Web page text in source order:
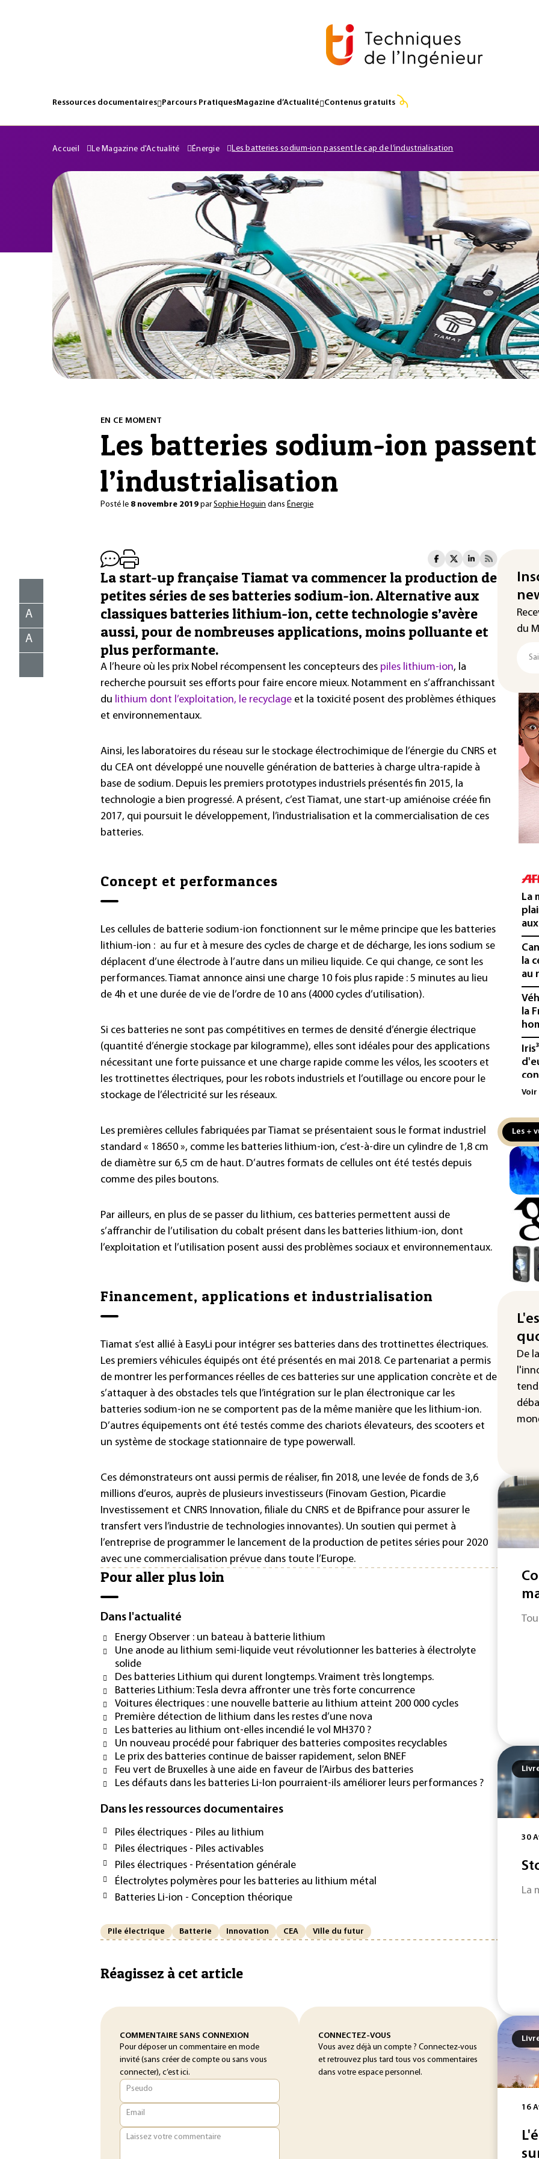
Ressources documentaires Parcours PratiquesMagazine d’Actualité Contenus gratuits
Accueil Le Magazine d'Actualité Énergie Les batteries sodium-ion passent le cap de l’industrialisation
EN CE MOMENT
Les batteries sodium-ion
l’industrialisation
Posté le 8 novembre 2019 parSophie Hoguin dans Énergie
A
A
La start-up française Tiamat va commencer la production de
petites séries de ses batteries sodium-ion. Alternative aux
classiques batteries lithium-ion, cette technologie s’avère
aussi, pour de nombreuses applications, moins polluante et
plus performante.
A l’heure où les prix Nobel récompensent les concepteurs des piles lithium-ion, la
recherche poursuit ses efforts pour faire encore mieux. Notamment en s’affranchissant
du lithium dont l’exploitation, le recyclage et la toxicité posent des problèmes éthiques
et environnementaux.
Ainsi, les laboratoires du réseau sur le stockage électrochimique de l’énergie du CNRS et
du CEA ont développé une nouvelle génération de batteries à charge ultra-rapide à
base de sodium. Depuis les premiers prototypes industriels présentés fin 2015, la
technologie a bien progressé. A présent, c’est Tiamat, une start-up amiénoise créée fin
2017, qui poursuit le développement, l’industrialisation et la commercialisation de ces
batteries.
Concept et performances
Les cellules de batterie sodium-ion fonctionnent sur le même principe que les batteries
lithium-ion : au fur et à mesure des cycles de charge et de décharge, les ions sodium se
déplacent d’une électrode à l’autre dans un milieu liquide. Ce qui change, ce sont les
performances. Tiamat annonce ainsi une charge 10 fois plus rapide : 5 minutes au lieu
de 4h et une durée de vie de l’ordre de 10 ans (4000 cycles d’utilisation).
Si ces batteries ne sont pas compétitives en termes de densité d’énergie électrique
(quantité d’énergie stockage par kilogramme), elles sont idéales pour des applications
nécessitant une forte puissance et une charge rapide comme les vélos, les scooters et
les trottinettes électriques, pour les robots industriels et l’outillage ou encore pour le
stockage de l’électricité sur les réseaux.
Les premières cellules fabriquées par Tiamat se présentaient sous le format industriel
standard « 18650 », comme les batteries lithium-ion, c’est-à-dire un cylindre de 1,8 cm
de diamètre sur 6,5 cm de haut. D’autres formats de cellules ont été testés depuis
comme des piles boutons.
Par ailleurs, en plus de se passer du lithium, ces batteries permettent aussi de
s’affranchir de l’utilisation du cobalt présent dans les batteries lithium-ion, dont
l’exploitation et l’utilisation posent aussi des problèmes sociaux et environnementaux.
Financement, applications et industrialisation
Tiamat s’est allié à EasyLi pour intégrer ses batteries dans des trottinettes électriques.
Les premiers véhicules équipés ont été présentés en mai 2018. Ce partenariat a permis
de montrer les performances réelles de ces batteries sur une application concrète et de
s’attaquer à des obstacles tels que l’intégration sur le plan électronique car les
batteries sodium-ion ne se comportent pas de la même manière que les lithium-ion.
D’autres équipements ont été testés comme des chariots élevateurs, des scooters et
un système de stockage stationnaire de type powerwall.
Ces démonstrateurs ont aussi permis de réaliser, fin 2018, une levée de fonds de 3,6
millions d’euros, auprès de plusieurs investisseurs (Finovam Gestion, Picardie
Investissement et CNRS Innovation, filiale du CNRS et de Bpifrance pour assurer le
transfert vers l’industrie de technologies innovantes). Un soutien qui permet à
l’entreprise de programmer le lancement de la production de petites séries pour 2020
avec une commercialisation prévue dans toute l’Europe.
Pour aller plus loin
Dans l'actualité
Energy Observer : un bateau à batterie lithium
Une anode au lithium semi-liquide veut révolutionner les batteries à électrolyte
solide
Des batteries Lithium qui durent longtemps. Vraiment très longtemps.
Batteries Lithium: Tesla devra affronter une très forte concurrence
Voitures électriques : une nouvelle batterie au lithium atteint 200 000 cycles
Première détection de lithium dans les restes d’une nova
Les batteries au lithium ont-elles incendié le vol MH370 ?
Un nouveau procédé pour fabriquer des batteries composites recyclables
Le prix des batteries continue de baisser rapidement, selon BNEF
Feu vert de Bruxelles à une aide en faveur de l’Airbus des batteries
Les défauts dans les batteries Li-Ion pourraient-ils améliorer leurs performances ?
Dans les ressources documentaires
Piles électriques - Piles au lithium
Piles électriques - Piles activables
Piles électriques - Présentation générale
Électrolytes polymères pour les batteries au lithium métal
Batteries Li-ion - Conception théorique
Pile électrique Batterie Innovation CEA Ville du futur
Réagissez à cet article
COMMENTAIRE SANS CONNEXION
Pour déposer un commentaire en mode
invité (sans créer de compte ou sans vous
connecter), c’est ici.
Pseudo
Email
Laissez votre commentaire
CONNECTEZ-VOUS
Vous avez déjà un compte ? Connectez-vous
et retrouvez plus tard tous vos commentaires
dans votre espace personnel.
du
La
la
au
la
La
Le
au
Voir
Les +
De
30
La
16